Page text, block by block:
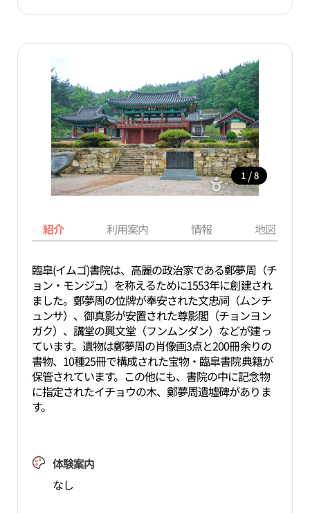
1 / 8
紹介 利用案内 情報 地図
臨皐(イムゴ)書院は、高麗の政治家である鄭夢周（チ
ョン・モンジュ）を称えるために1553年に創建され
ました。鄭夢周の位牌が奉安された文忠祠（ムンチ
ュンサ）、御真影が安置された尊影閣（チョンヨン
ガク）、講堂の興文堂（フンムンダン）などが建っ
ています。遺物は鄭夢周の肖像画3点と200冊余りの
書物、10種25冊で構成された宝物・臨皐書院典籍が
保管されています。この他にも、書院の中に記念物
に指定されたイチョウの木、鄭夢周遺墟碑がありま
す。
体験案内
なし